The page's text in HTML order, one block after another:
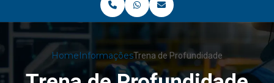
HomeInformaçõesTrena de Profundidade